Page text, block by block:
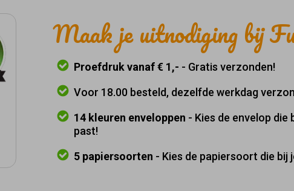
Maak je uitnodiging bij
Proefdruk vanaf € 1,- - Gratis verzonden!
Voor 18.00 besteld, dezelfde werkdag
14 kleuren enveloppen - Kies de envelop die
past!
5 papiersoorten - Kies de papiersoort die bij